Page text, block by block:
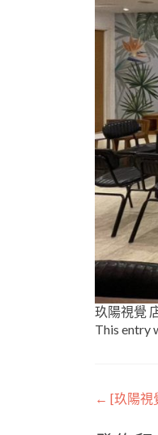
玖陽視覺
This entry
Post
← [玖陽視